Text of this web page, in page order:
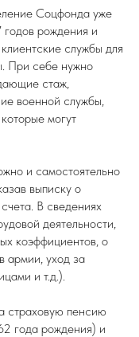
Соцфонда уже
рождения и
службы для
При себе нужно
стаж,
военной службы,
могут
и самостоятельно
выписку о
В сведениях
деятельности,
коэффициентов, о
армии, уход за
и т.д.).
страховую пенсию
года рождения) и